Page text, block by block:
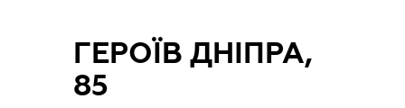
ГЕРОЇВ ДНІПРА,
85